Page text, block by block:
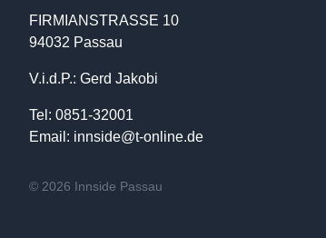
FIRMIANSTRASSE 10
94032 Passau
V.i.d.P.: Gerd Jakobi
Tel: 0851-32001
Email: innside@t-online.de
© 2026 Innside Passau